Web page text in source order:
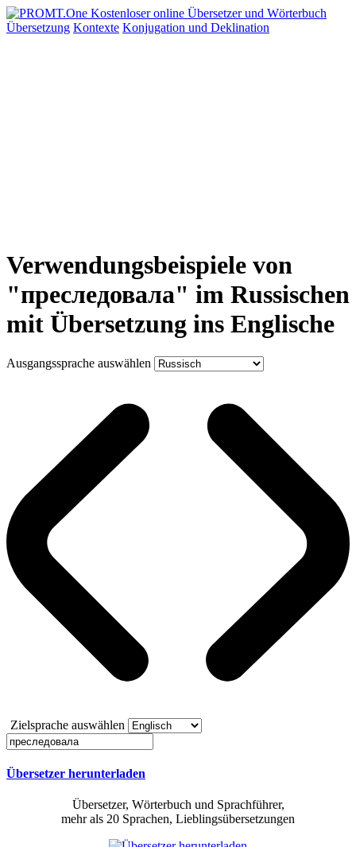
Übersetzung Kontexte Konjugation und Deklination
Verwendungsbeispiele von
"преследовала" im Russischen
mit Übersetzung ins Englische
Ausgangssprache auswählen
Zielsprache auswählen
Übersetzer herunterladen
Übersetzer, Wörterbuch und Sprachführer,
mehr als 20 Sprachen, Lieblingsübersetzungen